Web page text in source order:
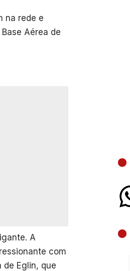
na rede e
Aérea de
A
com
de Eglin, que